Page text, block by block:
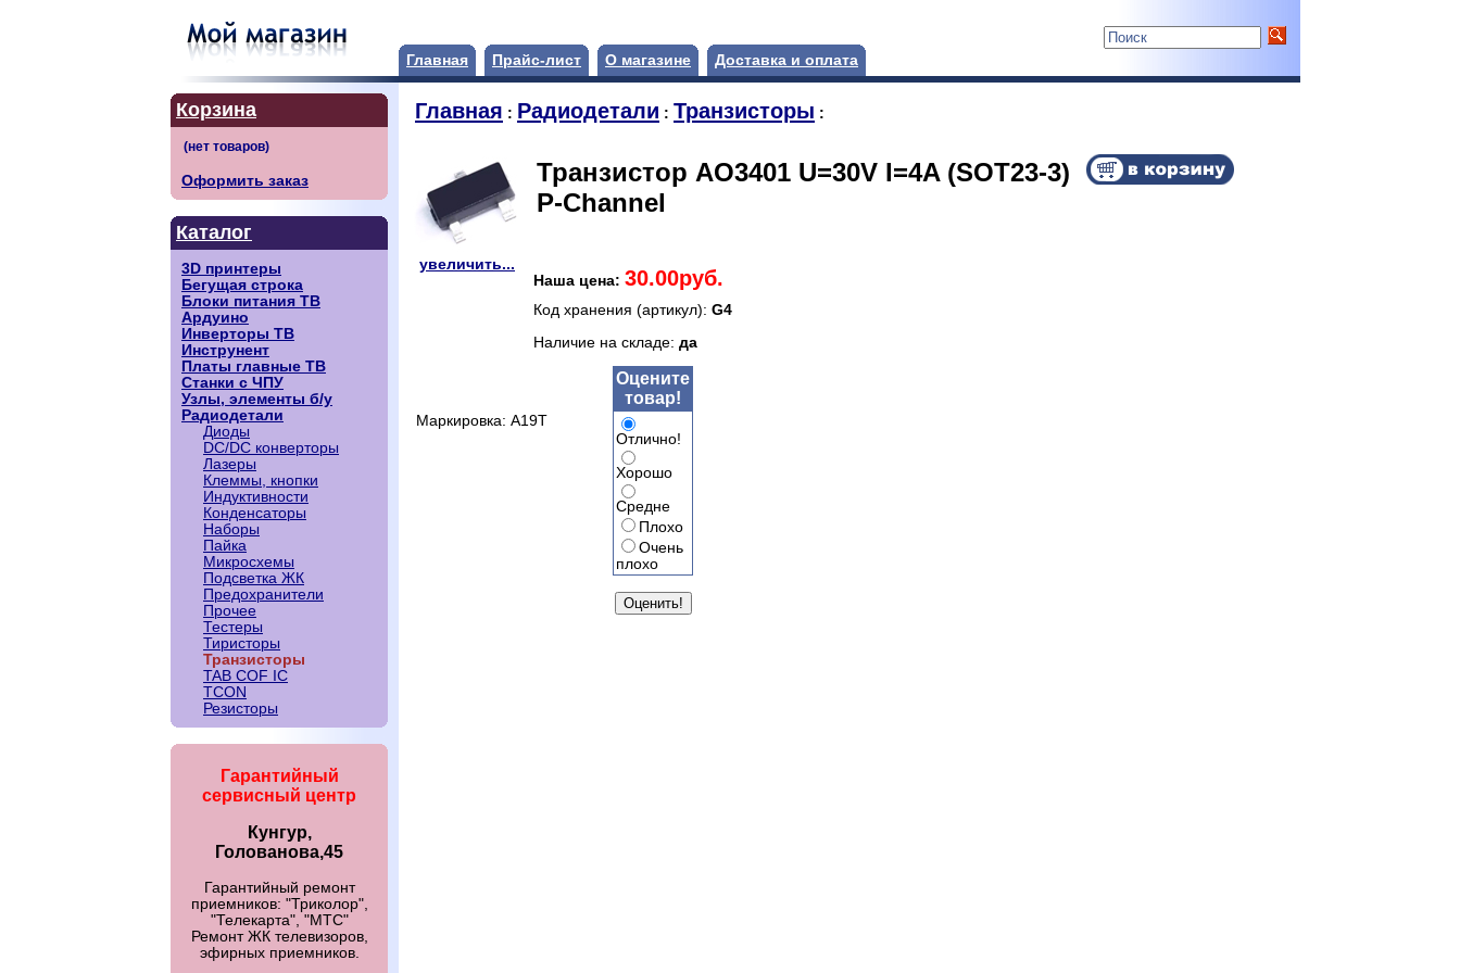
Главная Прайс-лист О магазине Доставка и оплата
Корзина
Оформить заказ
Каталог
3D принтеры
Бегущая строка
Блоки питания ТВ
Ардуино
Инверторы ТВ
Инструнент
Платы главные ТВ
Станки с ЧПУ
Узлы, элементы б/у
Радиодетали
Диоды
DC/DC конверторы
Лазеры
Клеммы, кнопки
Индуктивности
Конденсаторы
Наборы
Пайка
Микросхемы
Подсветка ЖК
Предохранители
Прочее
Тестеры
Тиристоры
Транзисторы
TAB COF IC
TCON
Резисторы
Гарантийный
сервисный центр
Кунгур,
Голованова,45
Гарантийный ремонт
приемников: "Триколор",
"Телекарта", "МТС"
Ремонт ЖК телевизоров,
эфирных приемников.
Главная : Радиодетали : Транзисторы :
увеличить...
Транзистор AO3401 U=30V I=4A (SOT23-3)
P-Channel
Наша цена: 30.00руб.
Код хранения (артикул): G4
Наличие на складе: да
Маркировка: A19T
Оцените
товар!
Отлично!
Хорошо
Средне
Плохо
Очень
плохо